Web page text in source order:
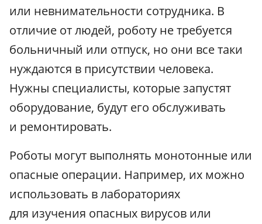
или невнимательности сотрудника. В
отличие от людей, роботу не требуется
больничный или отпуск, но они все таки
нуждаются в присутствии человека.
Нужны специалисты, которые запустят
оборудование, будут его обслуживать
и ремонтировать.
Роботы могут выполнять монотонные или
опасные операции. Например, их можно
использовать в лабораториях
для изучения опасных вирусов или